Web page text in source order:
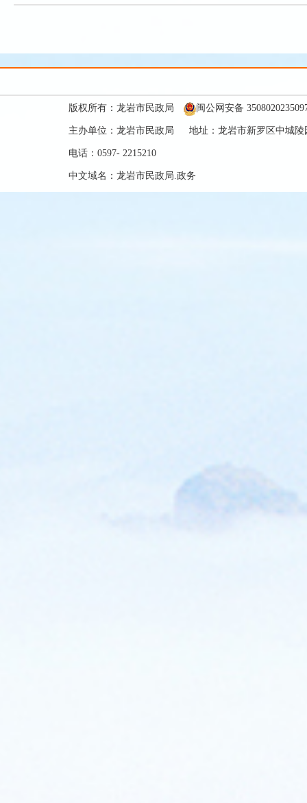
版权所有：龙岩市民政局 闽公网安备
主办单位：龙岩市民政局 地址：龙岩市新罗区中城陵
电话：0597- 2215210
中文域名：龙岩市民政局.政务